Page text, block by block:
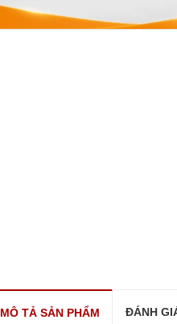
MÔ TẢ SẢN PHẨM ĐÁNH